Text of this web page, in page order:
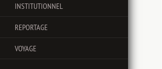
INSTITUTIONNEL
REPORTAGE
VOYAGE